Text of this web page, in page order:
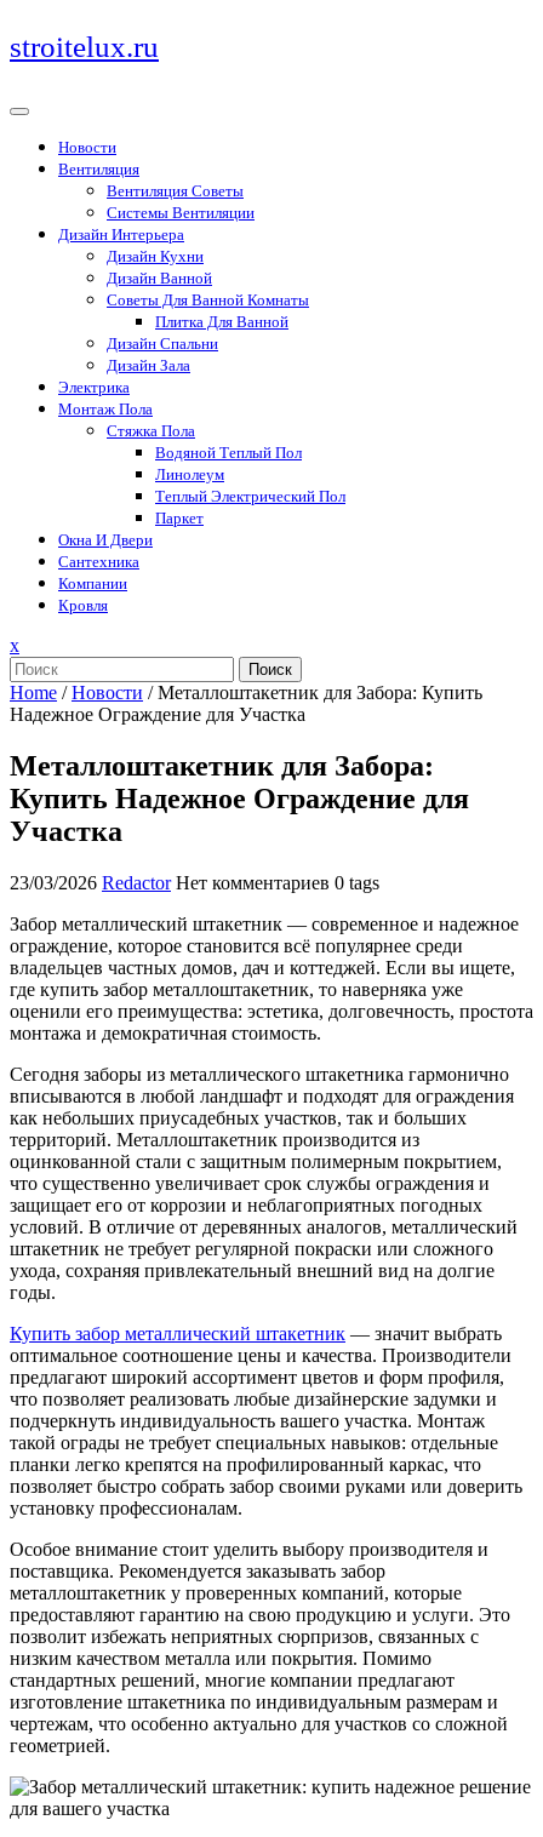
Перейти
к
stroitelux.ru
Новости
Вентиляция
Вентиляция Советы
Системы Вентиляции
Дизайн Интерьера
Дизайн Кухни
Дизайн Ванной
Советы Для Ванной Комнаты
Плитка Для Ванной
Дизайн Спальни
Дизайн Зала
Электрика
Монтаж Пола
Стяжка Пола
Водяной Теплый Пол
Линолеум
Теплый Электрический Пол
Паркет
Окна И Двери
Сантехника
Компании
Кровля
xЗакрыть
меню
Поиск
Home /Новости /Металлоштакетник для Забора: Купить
Надежное Ограждение для Участка
Металлоштакетник для Забора:
Купить Надежное Ограждение для
Участка
23/03/2026 Redactor Нет комментариев 0 tags
Забор металлический штакетник — современное и надежное
ограждение, которое становится всё популярнее среди
владельцев частных домов, дач и коттеджей. Если вы ищете,
где купить забор металлоштакетник, то наверняка уже
оценили его преимущества: эстетика, долговечность, простота
монтажа и демократичная стоимость.
Сегодня заборы из металлического штакетника гармонично
вписываются в любой ландшафт и подходят для ограждения
как небольших приусадебных участков, так и больших
территорий. Металлоштакетник производится из
оцинкованной стали с защитным полимерным покрытием,
что существенно увеличивает срок службы ограждения и
защищает его от коррозии и неблагоприятных погодных
условий. В отличие от деревянных аналогов, металлический
штакетник не требует регулярной покраски или сложного
ухода, сохраняя привлекательный внешний вид на долгие
годы.
Купить забор металлический штакетник — значит выбрать
оптимальное соотношение цены и качества. Производители
предлагают широкий ассортимент цветов и форм профиля,
что позволяет реализовать любые дизайнерские задумки и
подчеркнуть индивидуальность вашего участка. Монтаж
такой ограды не требует специальных навыков: отдельные
планки легко крепятся на профилированный каркас, что
позволяет быстро собрать забор своими руками или доверить
установку профессионалам.
Особое внимание стоит уделить выбору производителя и
поставщика. Рекомендуется заказывать забор
металлоштакетник у проверенных компаний, которые
предоставляют гарантию на свою продукцию и услуги. Это
позволит избежать неприятных сюрпризов, связанных с
низким качеством металла или покрытия. Помимо
стандартных решений, многие компании предлагают
изготовление штакетника по индивидуальным размерам и
чертежам, что особенно актуально для участков со сложной
геометрией.